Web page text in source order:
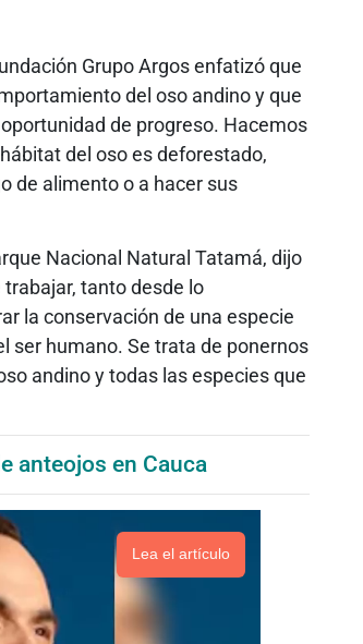
Grupo Argos enfatizó que
del oso andino y que
de progreso. Hacemos
del oso es deforestado,
de alimento o a hacer sus
Nacional Natural Tatamá, dijo
tanto desde lo
la conservación de una especie
ser humano. Se trata de ponernos
andino y todas las especies que
anteojos en Cauca
Lea el artículo